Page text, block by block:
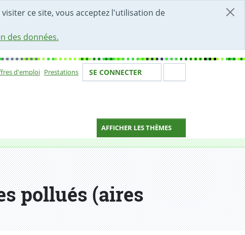
ce site, vous acceptez l'utilisation de
des données.
d'emploi Prestations Votre identité
SE CONNECTER
AFFICHER LES THÈMES
pollués (aires